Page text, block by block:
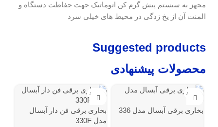
مجهز به سیستم پیش گرم کن اتوماتیک جهت حفاظت دستگاه و
المنت آن از یخ زدگی در محیط های خیلی سرد
Suggested products
محصولات پیشنهادی
ناموجود
بخاری برقی آبسال مدل 336
ناموجود
بخاری برقی فن دار آبسال
مدل 330F